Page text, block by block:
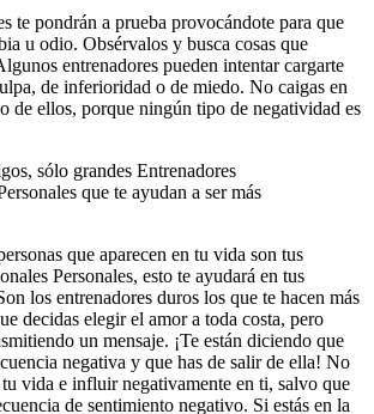
te pondrán a prueba provocándote para que
u odio. Obsérvalos y busca cosas que
entrenadores pueden intentar cargarte
de inferioridad o de miedo. No caigas en
de ellos, porque ningún tipo de negatividad es
sólo grandes Entrenadores
que te ayudan a ser más
que aparecen en tu vida son tus
Personales, esto te ayudará en tus
los entrenadores duros los que te hacen más
decidas elegir el amor a toda costa, pero
un mensaje. ¡Te están diciendo que
negativa y que has de salir de ella! No
vida e influir negativamente en ti, salvo que
de sentimiento negativo. Si estás en la